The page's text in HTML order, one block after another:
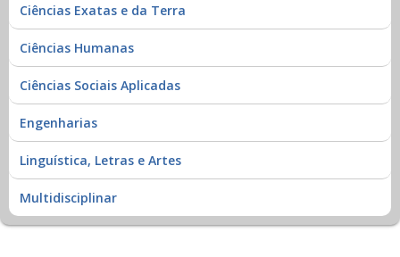
Ciências Exatas e da Terra
Ciências Humanas
Ciências Sociais Aplicadas
Engenharias
Linguística, Letras e Artes
Multidisciplinar